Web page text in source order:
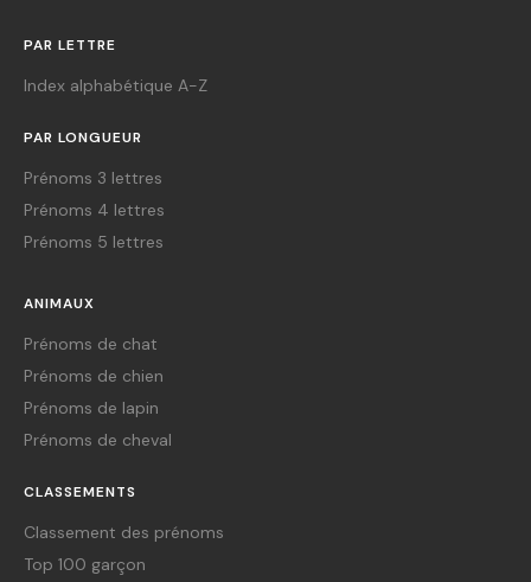
PAR LETTRE
Index alphabétique A-Z
PAR LONGUEUR
Prénoms 3 lettres
Prénoms 4 lettres
Prénoms 5 lettres
ANIMAUX
Prénoms de chat
Prénoms de chien
Prénoms de lapin
Prénoms de cheval
CLASSEMENTS
Classement des prénoms
Top 100 garçon